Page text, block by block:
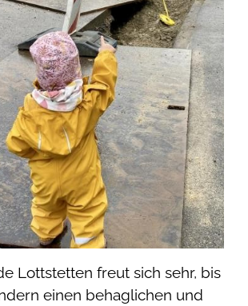
Lottstetten freut sich sehr, bis
einen behaglichen und